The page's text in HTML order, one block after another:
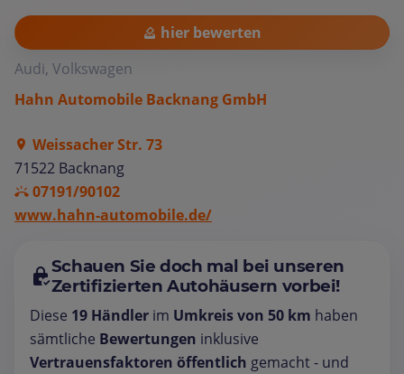
hier bewerten
Audi, Volkswagen
Hahn Automobile Backnang GmbH
Weissacher Str. 73
71522 Backnang
07191/90102
www.hahn-automobile.de/
Schauen Sie doch mal bei unseren
Zertifizierten Autohäusern vorbei!
Diese 19 Händler im Umkreis von 50 km haben
sämtliche Bewertungen inklusive
Vertrauensfaktoren öffentlich gemacht - und